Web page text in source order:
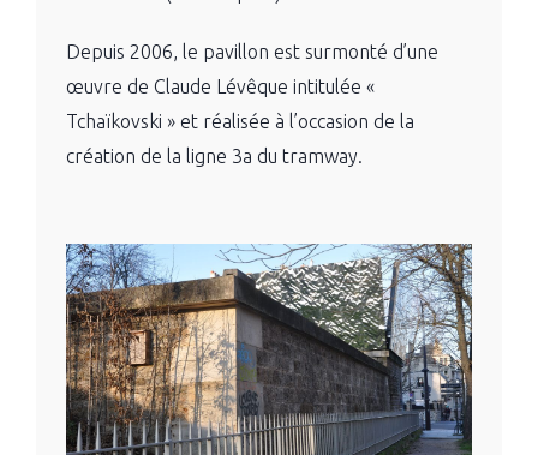
Depuis 2006, le pavillon est surmonté d’une
œuvre de Claude Lévêque intitulée «
Tchaïkovski » et réalisée à l’occasion de la
création de la ligne 3a du tramway.